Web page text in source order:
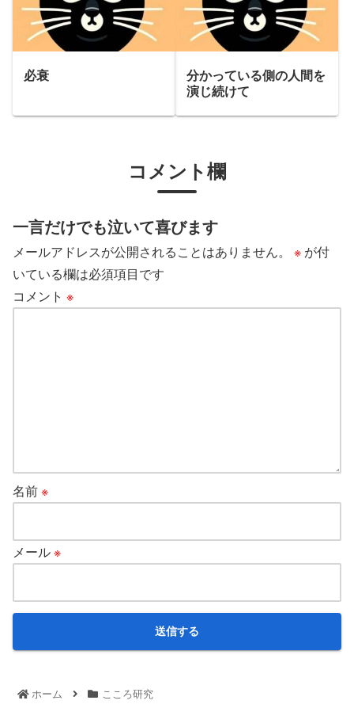
必衰
分かっている側の人間を
演じ続けて
コメント欄
一言だけでも泣いて喜びます
メールアドレスが公開されることはありません。 ※ が付
いている欄は必須項目です
コメント ※
名前※
メール※
ホーム こころ研究